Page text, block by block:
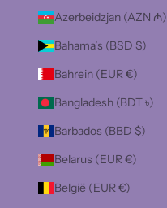
Azerbeidzjan (AZN ₼)
Bahama’s (BSD $)
Bahrein (EUR €)
Bangladesh (BDT ৳)
Barbados (BBD $)
Belarus (EUR €)
België (EUR €)